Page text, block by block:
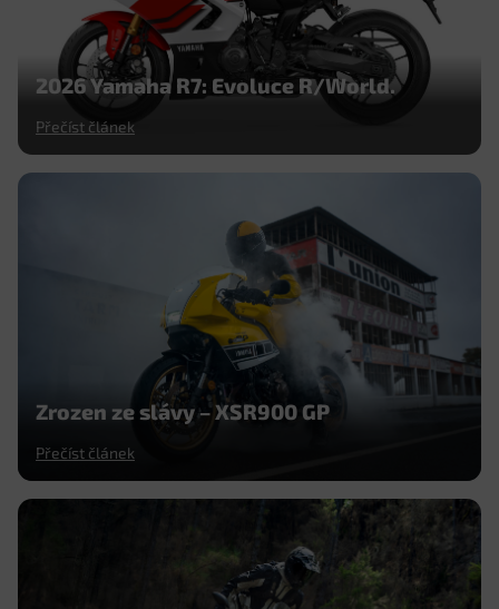
2026 Yamaha R7: Evoluce R/World.
Přečíst článek
Zrozen ze slávy – XSR900 GP
Přečíst článek